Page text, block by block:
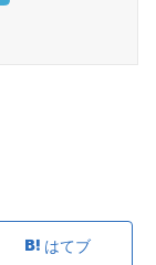
はてブ